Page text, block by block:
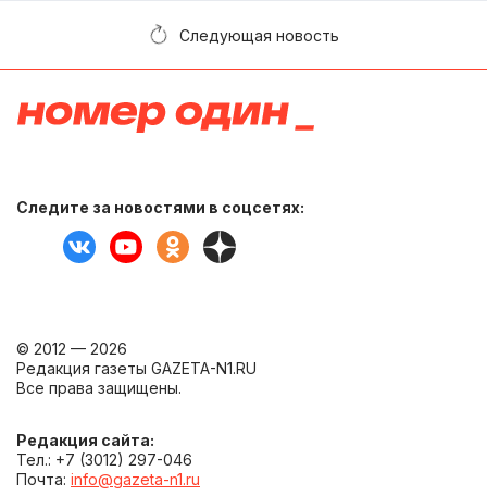
Следующая новость
Следите за новостями в соцсетях:
© 2012 — 2026
Редакция газеты GAZETA-N1.RU
Все права защищены.
Редакция сайта:
Тел.: +7 (3012) 297-046
Почта: info@gazeta-n1.ru